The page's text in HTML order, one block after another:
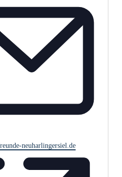
neuharlingersiel.de